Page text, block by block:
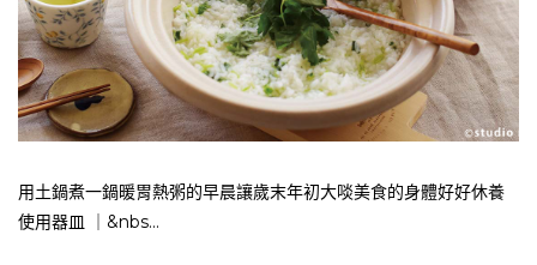
用土鍋煮一鍋暖胃熱粥的早晨讓歲末年初大啖美食的身體好好休養
使用器皿 ｜&nbs...